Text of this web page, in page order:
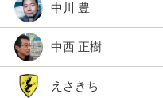
中川 豊
中西 正樹
えさきち